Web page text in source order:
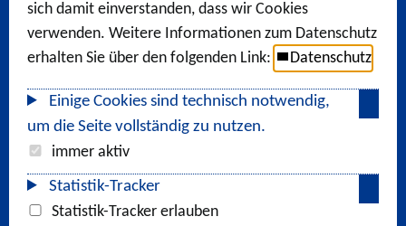
sich damit einverstanden, dass wir Cookies
verwenden. Weitere Informationen zum Datenschutz
erhalten Sie über den folgenden Link:
Datenschutz
Einige Cookies sind technisch notwendig,
um die Seite vollständig zu nutzen.
immer aktiv
Statistik-Tracker
Statistik-Tracker erlauben